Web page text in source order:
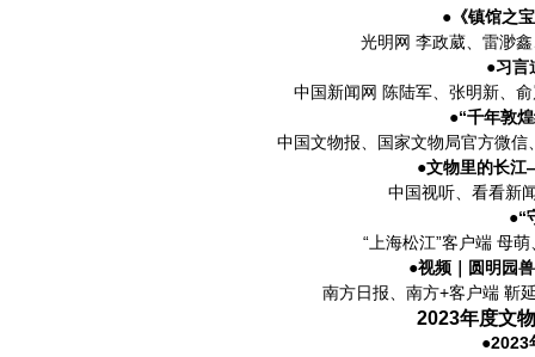
●《镇馆之
光明网 李政葳、雷渺
●
中国新闻网 陈陆军、张明新、
●“千年敦
中国文物报、国家文物局官方微
●文物里的长
中国视听、看看新
●“
“上海松江”客户端 母
●视频｜圆明园
南方日报、南方+客户端 靳
2023年度文
●2023